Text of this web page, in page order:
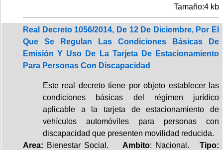
Tamaño:4 kb
Real Decreto 1056/2014, De 12 De Diciembre, Por El
Que Se Regulan Las Condiciones Básicas De
Emisión Y Uso De La Tarjeta De Estacionamiento
Para Personas Con Discapacidad
Este real decreto tiene por objeto establecer las
condiciones básicas del régimen jurídico
aplicable a la tarjeta de estacionamiento de
vehículos automóviles para personas con
discapacidad que presenten movilidad reducida.
Area: Bienestar Social. Ambito: Nacional. Tipo: